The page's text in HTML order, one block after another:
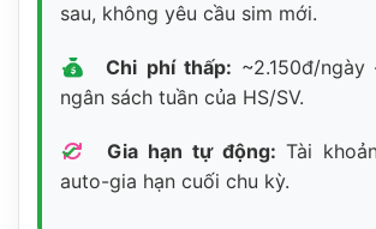
sau, không yêu cầu sim mới.
Chi phí thấp: ~2.150đ/
ngân sách tuần của HS/SV.
Gia hạn tự động: Tài
auto-gia hạn cuối chu kỳ.